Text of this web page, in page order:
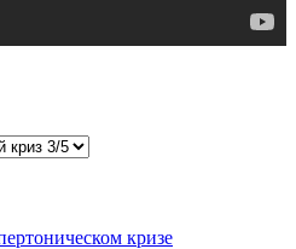
кризе